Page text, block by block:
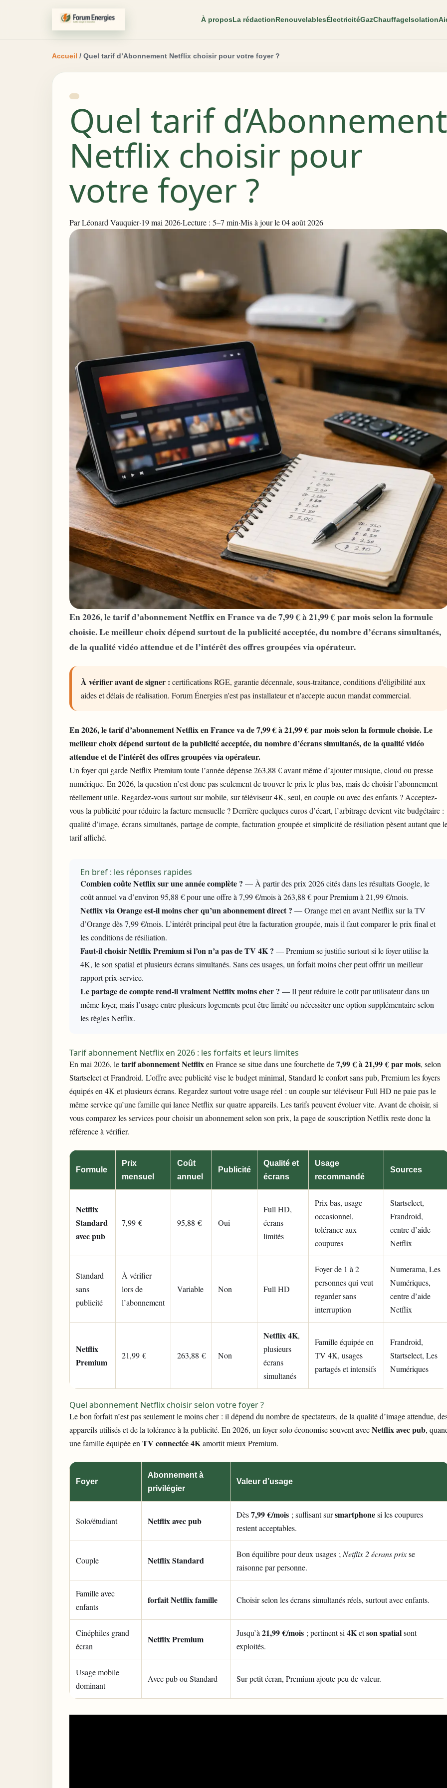
À proposLa rédactionRenouvelablesÉlectricitéGazChauffageIsolation
Accueil / Quel tarif d’Abonnement Netflix choisir pour votre foyer ?
Quel tarif d’Abonnement
Netflix choisir pour
votre foyer ?
ParLéonard Vauquier·19 mai 2026·Lecture : 5–7 min·Mis à jour le 04 août 2026
En 2026, le tarif d’abonnement Netflix en France va de 7,99 € à 21,99 € par mois selon la formule
choisie. Le meilleur choix dépend surtout de la publicité acceptée, du nombre d’écrans simultanés,
de la qualité vidéo attendue et de l’intérêt des offres groupées via opérateur.
À vérifier avant de signer : certifications RGE, garantie décennale, sous-traitance, conditions d'éligibilité aux
aides et délais de réalisation. Forum Énergies n'est pas installateur et n'accepte aucun mandat commercial.
En 2026, le tarif d’abonnement Netflix en France va de 7,99 € à 21,99 € par mois selon la formule choisie. Le
meilleur choix dépend surtout de la publicité acceptée, du nombre d’écrans simultanés, de la qualité vidéo
attendue et de l’intérêt des offres groupées via opérateur.
Un foyer qui garde Netflix Premium toute l’année dépense 263,88 € avant même d’ajouter musique, cloud ou presse
numérique. En 2026, la question n’est donc pas seulement de trouver le prix le plus bas, mais de choisir l’abonnement
réellement utile. Regardez-vous surtout sur mobile, sur téléviseur 4K, seul, en couple ou avec des enfants ? Acceptez-
vous la publicité pour réduire la facture mensuelle ? Derrière quelques euros d’écart, l’arbitrage devient vite budgétaire :
qualité d’image, écrans simultanés, partage de compte, facturation groupée et simplicité de résiliation pèsent autant que
tarif affiché.
En bref : les réponses rapides
Combien coûte Netflix sur une année complète ? — À partir des prix 2026 cités dans les résultats Google, le
coût annuel va d’environ 95,88 € pour une offre à 7,99 €/mois à 263,88 € pour Premium à 21,99 €/mois.
Netflix via Orange est-il moins cher qu’un abonnement direct ? — Orange met en avant Netflix sur la TV
d’Orange dès 7,99 €/mois. L’intérêt principal peut être la facturation groupée, mais il faut comparer le prix final et
les conditions de résiliation.
Faut-il choisir Netflix Premium si l’on n’a pas de TV 4K ? — Premium se justifie surtout si le foyer utilise la
4K, le son spatial et plusieurs écrans simultanés. Sans ces usages, un forfait moins cher peut offrir un meilleur
rapport prix-service.
Le partage de compte rend-il vraiment Netflix moins cher ? — Il peut réduire le coût par utilisateur dans un
même foyer, mais l’usage entre plusieurs logements peut être limité ou nécessiter une option supplémentaire selon
les règles Netflix.
Tarif abonnement Netflix en 2026 : les forfaits et leurs limites
En mai 2026, letarif abonnement Netflixen France se situe dans une fourchette de7,99 € à 21,99 € par mois, selon
Startselect et Frandroid. L’offre avec publicité vise le budget minimal, Standard le confort sans pub, Premium les foyers
équipés en 4K et plusieurs écrans. Regardez surtout votre usage réel : un couple sur téléviseur Full HD ne paie pas le
même service qu’une famille qui lance Netflix sur quatre appareils. Les tarifs peuvent évoluer vite. Avant de choisir, si
vous comparez les services pourchoisir un abonnement selon son prix, la page de souscription Netflix reste donc la
référence à vérifier.
Formule
Prix
mensuel
Coût
annuel
Publicité
Qualité et
écrans
Usage
recommandé
Sources
Netflix
Standard
avec pub
7,99 € 95,88 € Oui
Full HD,
écrans
limités
Prix bas, usage
occasionnel,
tolérance aux
coupures
Startselect,
Frandroid,
centre d’aide
Netflix
Standard
sans
publicité
À vérifier
lors de
l’abonnement
Variable Non Full HD
Foyer de 1 à 2
personnes qui veut
regarder sans
interruption
Numerama, Les
Numériques,
centre d’aide
Netflix
Netflix
Premium
21,99 € 263,88 € Non
Netflix 4K,
plusieurs
écrans
simultanés
Famille équipée en
TV 4K, usages
partagés et intensifs
Frandroid,
Startselect, Les
Numériques
Quel abonnement Netflix choisir selon votre foyer ?
Le bon forfait n’est pas seulement le moins cher : il dépend du nombre de spectateurs, de la qualité d’image attendue,
appareils utilisés et de la tolérance à la publicité. En 2026, un foyer solo économise souvent avecNetflix avec pub,
une famille équipée en TV connectée 4Kamortit mieux Premium.
Foyer
Abonnement à
privilégier
Valeur d’usage
Solo/étudiant Netflix avec pub
Dès7,99 €/mois ; suffisant sursmartphonesi les coupures
restent acceptables.
Couple Netflix Standard
Bon équilibre pour deux usages ; Netflix 2 écrans prixse
raisonne par personne.
Famille avec
enfants
forfait Netflix famille Choisir selon les écrans simultanés réels, surtout avec enfants.
Cinéphiles grand
écran
Netflix Premium
Jusqu’à 21,99 €/mois ; pertinent si 4Ketson spatialsont
exploités.
Usage mobile
dominant
Avec pub ou Standard Sur petit écran, Premium ajoute peu de valeur.